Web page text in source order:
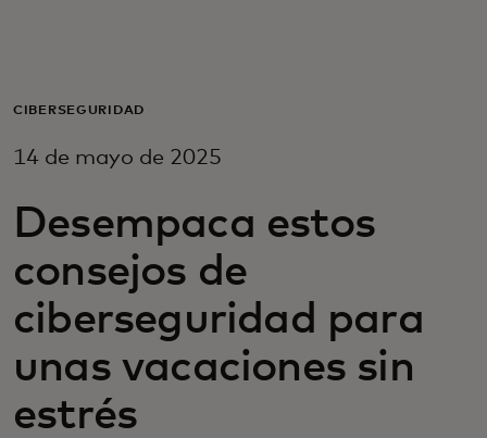
Para empresas
Para innovadores
Noticias y tendencias
CIBERSEGURIDAD
14 de mayo de 2025
Desempaca estos
consejos de
ciberseguridad para
unas vacaciones sin
estrés